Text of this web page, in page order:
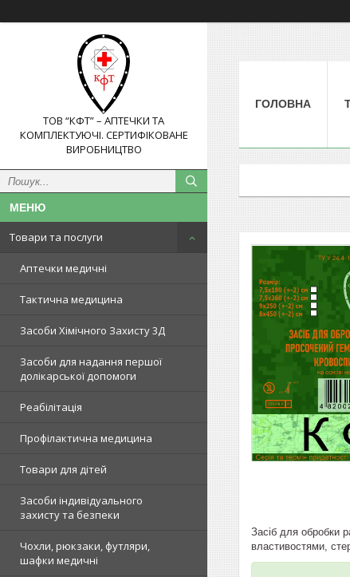
ТОВ “КФТ” – АПТЕЧКИ ТА
КОМПЛЕКТУЮЧІ. СЕРТИФІКОВАНЕ
ВИРОБНИЦТВО
Товари та послуги
Аптечки медичні
Тактична медицина
Засоби Хімічного Захисту 3Д
Засоби для надання першої
долікарської допомоги
Реабілітація
Профілактична медицина
Товари для дітей
Засоби індивідуального
захисту та безпеки
Чохли, рюкзаки, футляри,
шафки медичні
ГОЛОВНА
Засіб для обробки
властивостями,